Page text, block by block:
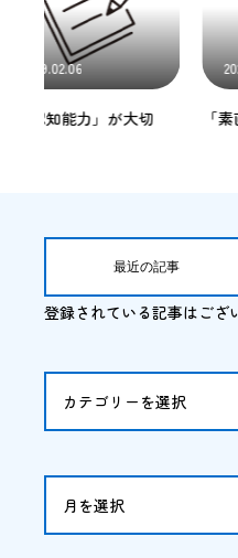
教育方針
お問い合わせ
無料体験のお申込はこちら
「素直な子は伸びる」
2024.10.07
最近の記事
登録されている記事はござ